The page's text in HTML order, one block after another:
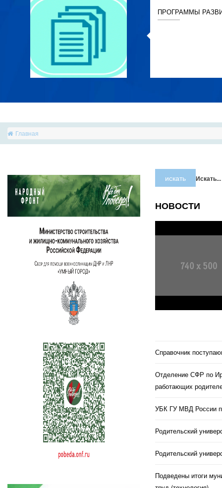
ПРОГРАММЫ
Главная
искать Искать...
НОВОСТИ
Справочник
Отделение СФР по
работающих
УБК ГУ МВД России
Родительский
Родительский
Подведены итоги